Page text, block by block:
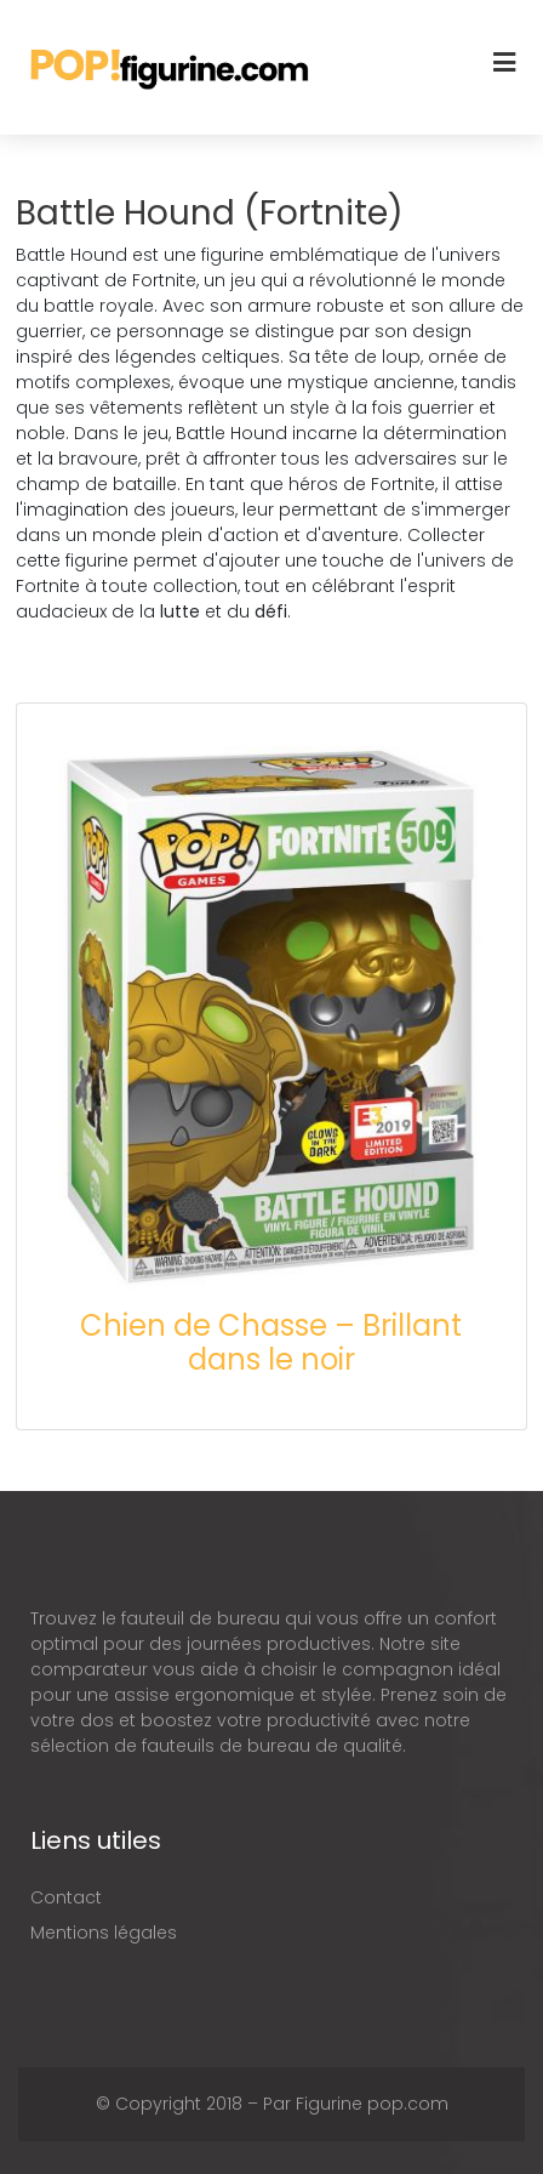
Battle Hound (Fortnite)
Battle Hound est une figurine emblématique de l'univers
captivant de Fortnite, un jeu qui a révolutionné le monde
du battle royale. Avec son armure robuste et son allure de
guerrier, ce personnage se distingue par son design
inspiré des légendes celtiques. Sa tête de loup, ornée de
motifs complexes, évoque une mystique ancienne, tandis
que ses vêtements reflètent un style à la fois guerrier et
noble. Dans le jeu, Battle Hound incarne la détermination
et la bravoure, prêt à affronter tous les adversaires sur le
champ de bataille. En tant que héros de Fortnite, il attise
l'imagination des joueurs, leur permettant de s'immerger
dans un monde plein d'action et d'aventure. Collecter
cette figurine permet d'ajouter une touche de l'univers de
Fortnite à toute collection, tout en célébrant l'esprit
audacieux de lalutte et dudéfi.
Chien de Chasse – Brillant
dans le noir
Trouvez le fauteuil de bureau qui vous offre un confort
optimal pour des journées productives. Notre site
comparateur vous aide à choisir le compagnon idéal
pour une assise ergonomique et stylée. Prenez soin de
votre dos et boostez votre productivité avec notre
sélection de fauteuils de bureau de qualité.
Liens utiles
Contact
Mentions légales
© Copyright 2018 – Par Figurine pop.com